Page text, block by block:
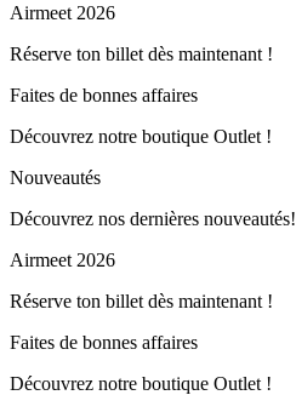
Airmeet 2026
Réserve ton billet dès maintenant !
Faites de bonnes affaires
Découvrez notre boutique Outlet !
Nouveautés
Découvrez nos dernières nouveautés!
Airmeet 2026
Réserve ton billet dès maintenant !
Faites de bonnes affaires
Découvrez notre boutique Outlet !